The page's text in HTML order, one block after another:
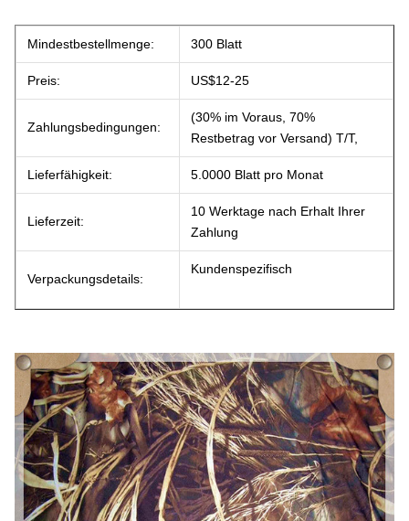
Mindestbestellmenge: 300 Blatt
Preis: US$12-25
Zahlungsbedingungen:
(30% im Voraus, 70%
Restbetrag vor Versand) T/T,
Lieferfähigkeit: 5.0000 Blatt pro Monat
Lieferzeit:
10 Werktage nach Erhalt Ihrer
Zahlung
Verpackungsdetails:
Kundenspezifisch